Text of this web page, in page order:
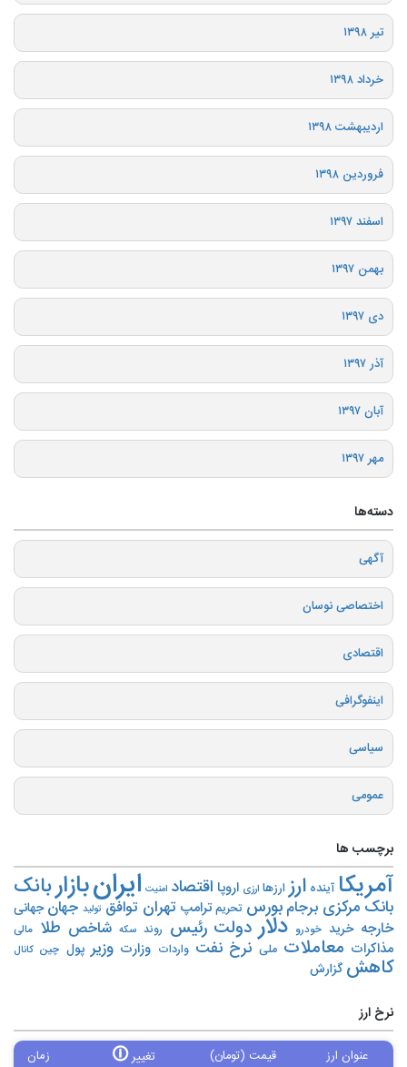
تیر ۱۳۹۸
خرداد ۱۳۹۸
اردیبهشت ۱۳۹۸
فروردین ۱۳۹۸
اسفند ۱۳۹۷
بهمن ۱۳۹۷
دی ۱۳۹۷
آذر ۱۳۹۷
آبان ۱۳۹۷
مهر ۱۳۹۷
دسته‌ها
آگهی
اختصاصی نوسان
اقتصادی
اینفوگرافی
سیاسی
عمومی
برچسب ها
آمریکا آینده ارز ارزها ارزی اروپا اقتصاد امنیت ایرانبازاربانک
بانک مرکزی برجام بورس تحریم‌ ترامپ تهران توافق تولید جهان جهانی
خارجه خرید خودرو دلار دولت رئیس روند سکه شاخص طلا مالی
مذاکرات معاملات ملی نرخ نفت واردات وزارت وزیر پول چین کانال
کاهش گزارش
نرخ ارز
عنوان ارز قیمت (تومان) تغییر🛈 زمان